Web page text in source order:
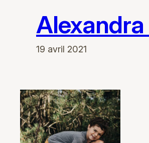
19 avril 2021